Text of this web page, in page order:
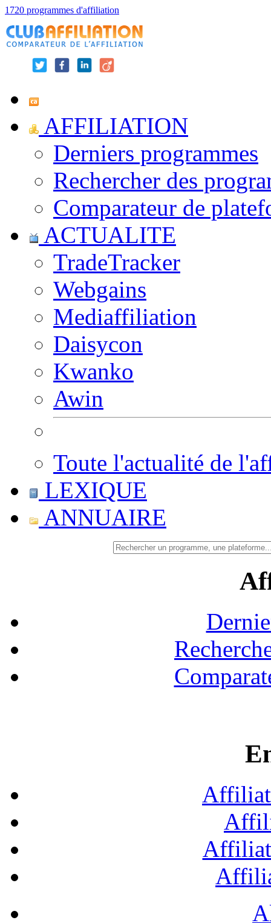
1720 programmes d'affiliation
AFFILIATION
Derniers programmes
Rechercher des
Comparateur de
ACTUALITE
TradeTracker
Webgains
Mediaffiliation
Daisycon
Kwanko
Awin
Toute l'actualité de
LEXIQUE
ANNUAIRE